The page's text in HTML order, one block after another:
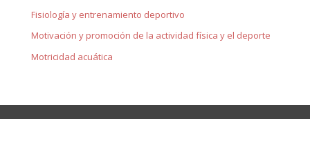
Fisiología y entrenamiento deportivo
Motivación y promoción de la actividad física y el deporte
Motricidad acuática